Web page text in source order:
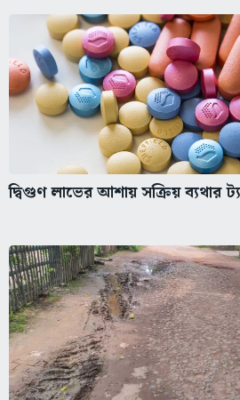
দ্বিগুণ লাভের আশায় সক্রিয় ব্যথার